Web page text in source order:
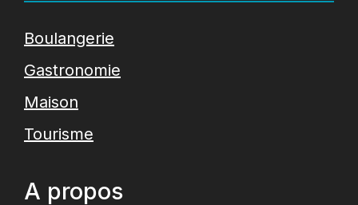
Boulangerie
Gastronomie
Maison
Tourisme
A propos